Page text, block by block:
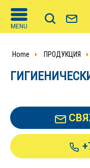
MENU
Home ПРОДУКЦИЯ